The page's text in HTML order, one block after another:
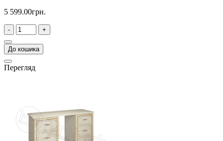
5 599.00грн.
- +
До кошика
Перегляд